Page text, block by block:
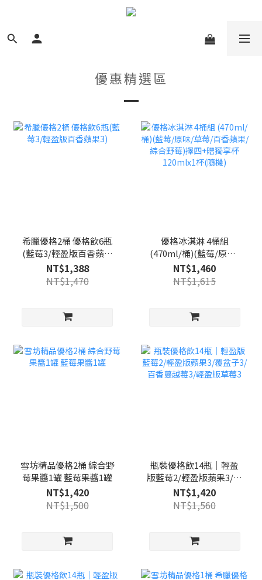
優惠精選區
希臘優格2桶 優格飲6瓶
(藍莓3/輕盈版百香蘋果
3)
NT$1,388
NT$1,470
優格冰淇淋 4桶組
(470ml/桶)(藍莓/原味/
草莓/百香蘋果/綜合野
莓)擇四+贈獨享杯
120mlx1杯(隨機)
NT$1,460
NT$1,615
雪坊精品優格2桶 綜合野
莓果醬1罐 藍莓果醬1罐
NT$1,420
NT$1,500
瓶裝優格飲14瓶｜輕盈
版藍莓2/輕盈版蘋果3/覆
盆子3/百香蔓越莓3/輕盈
版草莓3
NT$1,420
NT$1,560